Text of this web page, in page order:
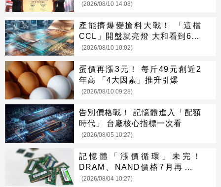
(2026/08/10 14:08)
產能擠爆變搶料大戰！ 「這檔
CCL」開盤就亮燈 大和看到600
元
(2026/08/10 10:02)
蛋價再漲3元！ 每斤49元創近2
年高 「4大因素」推升引爆
(2026/08/10 09:28)
告別價格戰！ 記憶體進入「配額
時代」 台廠核心指標一次看
(2026/08/05 10:27)
記憶體「漲價循環」未完！
DRAM、NAND價格7月再創新
高
(2026/08/04 10:27)